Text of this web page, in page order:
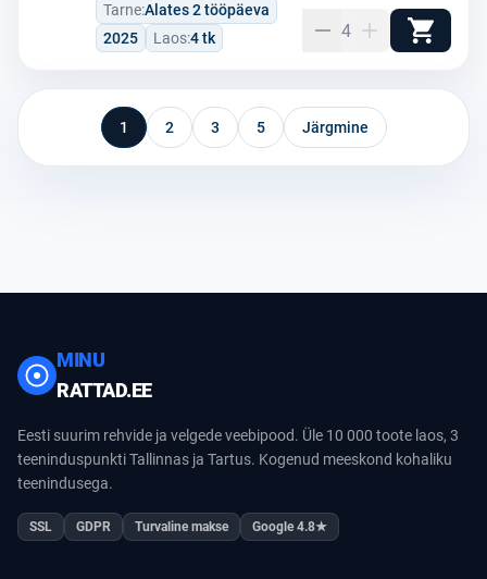
Tarne:Alates 2 tööpäeva
2025
Laos:4 tk 4
1 2 3 5 Järgmine
MINU
RATTAD.EE
Eesti suurim rehvide ja velgede veebipood. Üle 10 000 toote laos, 3
teeninduspunkti Tallinnas ja Tartus. Kogenud meeskond kohaliku
teenindusega.
SSL GDPR Turvaline makse Google 4.8★